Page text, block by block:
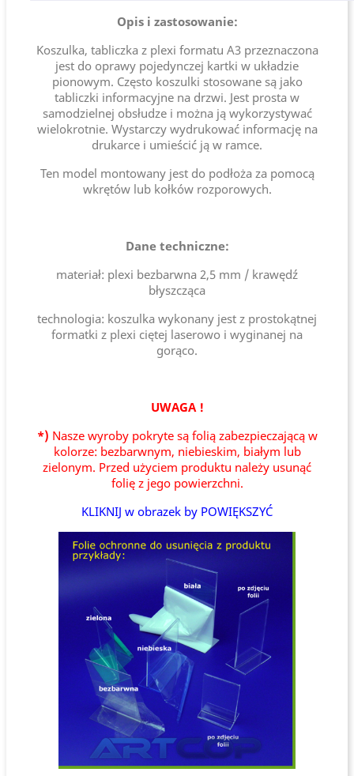
Opis i zastosowanie:
Koszulka, tabliczka z plexi formatu A3 przeznaczona
jest do oprawy pojedynczej kartki w układzie
pionowym. Często koszulki stosowane są jako
tabliczki informacyjne na drzwi. Jest prosta w
samodzielnej obsłudze i można ją wykorzystywać
wielokrotnie. Wystarczy wydrukować informację na
drukarce i umieścić ją w ramce.
Ten model montowany jest do podłoża za pomocą
wkrętów lub kołków rozporowych.
Dane techniczne:
materiał: plexi bezbarwna 2,5 mm / krawędź
błyszcząca
technologia: koszulka wykonany jest z prostokątnej
formatki z plexi ciętej laserowo i wyginanej na
gorąco.
UWAGA !
*) Nasze wyroby pokryte są folią zabezpieczającą w
kolorze: bezbarwnym, niebieskim, białym lub
zielonym. Przed użyciem produktu należy usunąć
folię z jego powierzchni.
KLIKNIJ w obrazek by POWIĘKSZYĆ